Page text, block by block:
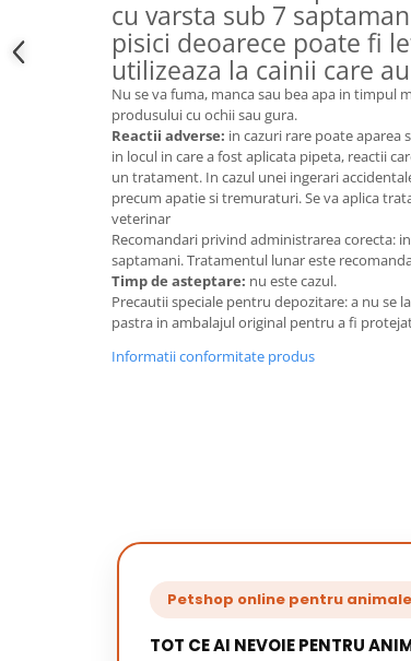
cu varsta sub 7
pisici deoarece poate fi
utilizeaza la cainii care
Nu se va fuma, manca sau bea apa in timpul
produsului cu ochii sau gura.
Reactii adverse: in cazuri rare poate aparea
in locul in care a fost aplicata pipeta, reactii
un tratament. In cazul unei ingerari
precum apatie si tremuraturi. Se va aplica
veterinar
Recomandari privind administrarea corecta:
saptamani. Tratamentul lunar este
Timp de asteptare: nu este cazul.
Precautii speciale pentru depozitare: a nu se
pastra in ambalajul original pentru a fi
Informatii conformitate produs
Petshop online pentru
TOT CE AI NEVOIE PENTRU